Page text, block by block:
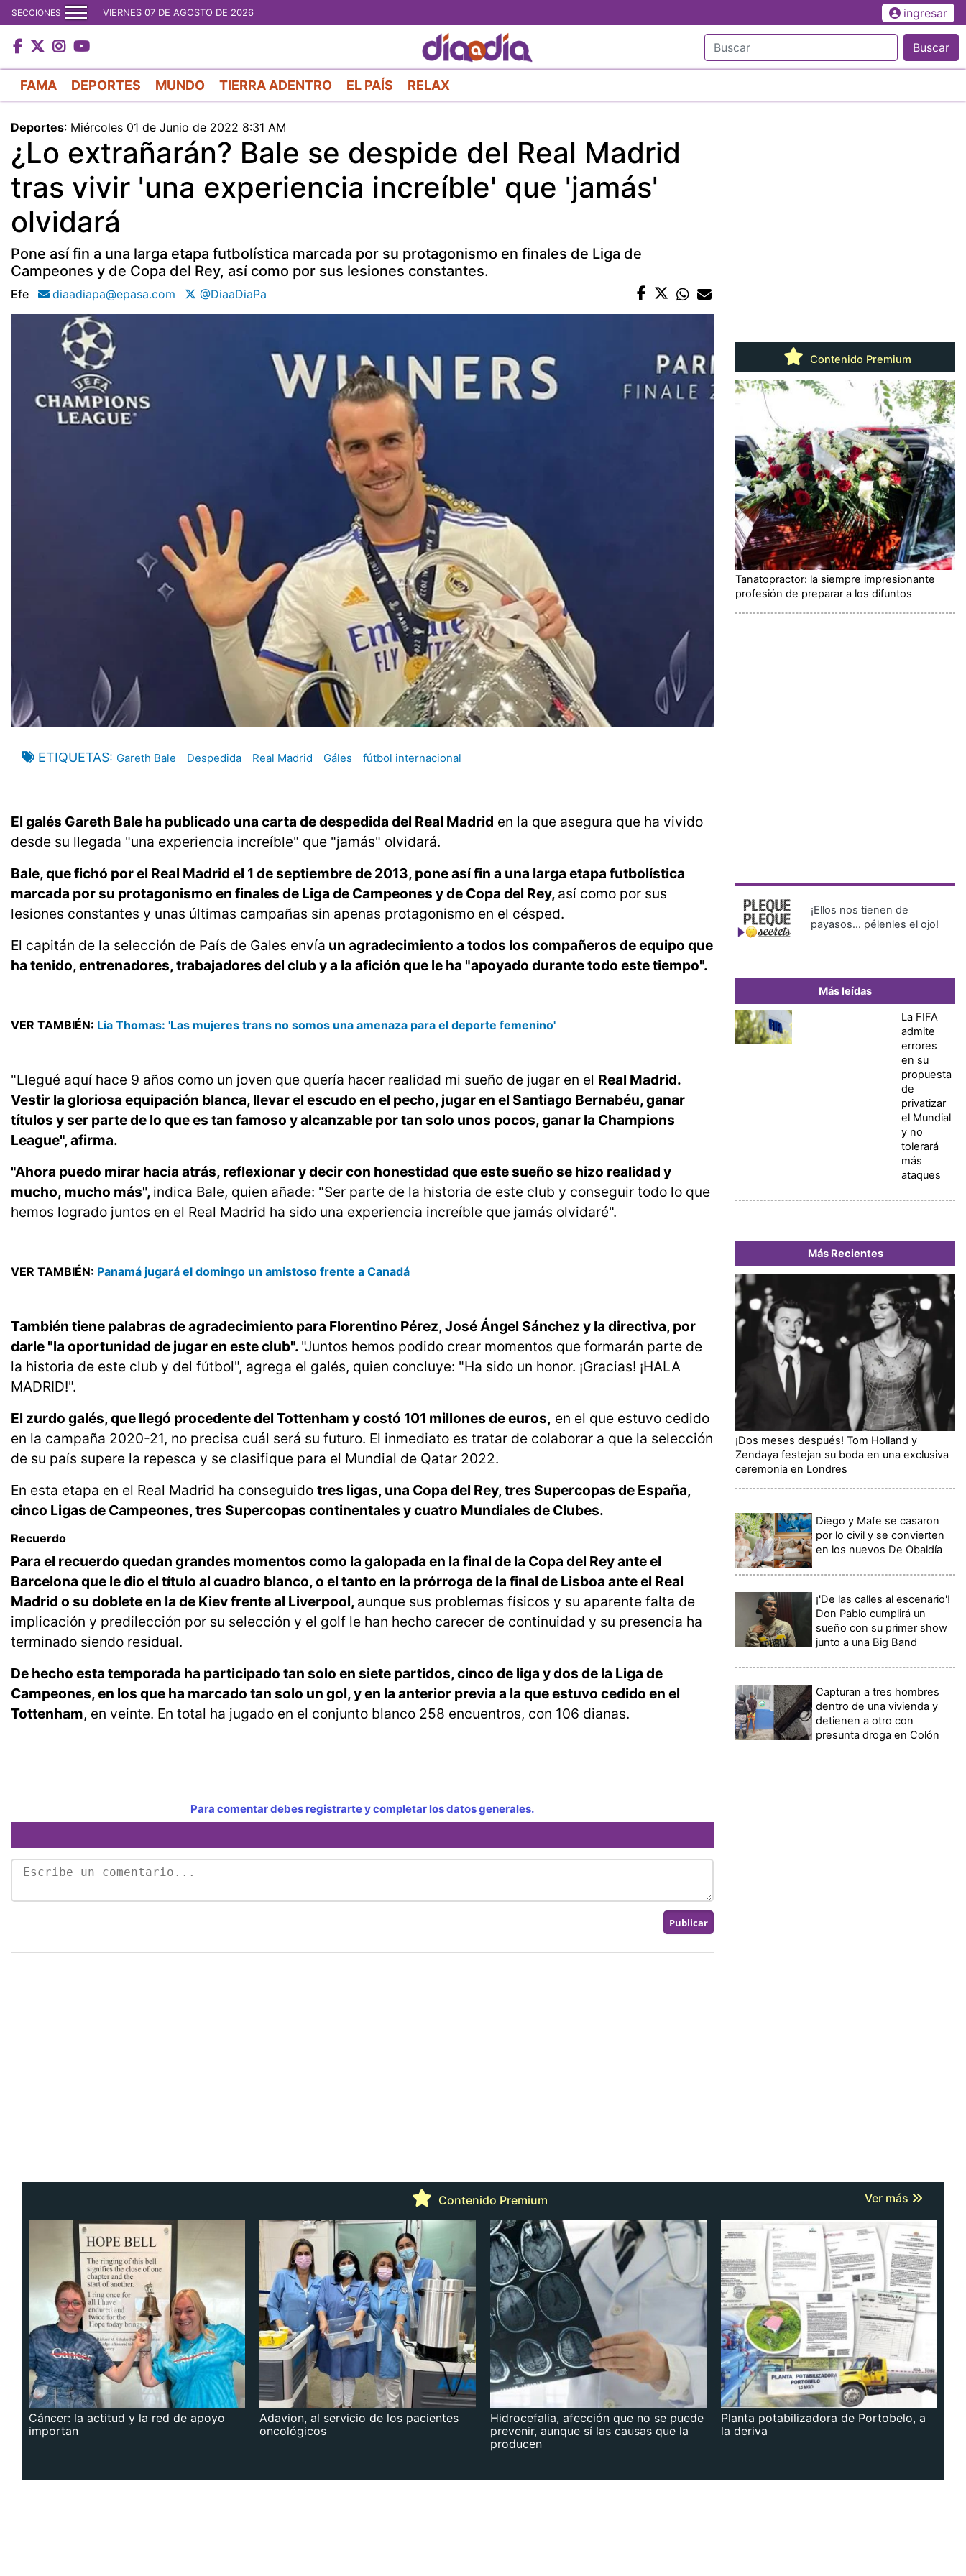
al
contenido
principal
SECCIONES VIERNES 07 DE AGOSTO DE 2026 ingresar
Buscar
FAMA DEPORTES MUNDO TIERRA ADENTRO EL PAÍS RELAX
Deportes: Miércoles 01 de Junio de 2022 8:31 AM
¿Lo extrañarán? Bale se despide del Real Madrid
tras vivir 'una experiencia increíble' que 'jamás'
olvidará
Pone así fin a una larga etapa futbolística marcada por su protagonismo en finales de Liga de
Campeones y de Copa del Rey, así como por sus lesiones constantes.
Efe diaadiapa@epasa.com @DiaaDiaPa
ETIQUETAS Gareth Bale Despedida Real Madrid Gáles fútbol internacional
El galés Gareth Bale ha publicado una carta de despedida del Real Madrid en la que asegura que ha vivido
desde su llegada "una experiencia increíble" que "jamás" olvidará.
Bale, que fichó por el Real Madrid el 1 de septiembre de 2013, pone así fin a una larga etapa futbolística
marcada por su protagonismo en finales de Liga de Campeones y de Copa del Rey, así como por sus
lesiones constantes y unas últimas campañas sin apenas protagonismo en el césped.
El capitán de la selección de País de Gales envía un agradecimiento a todos los compañeros de equipo que
ha tenido, entrenadores, trabajadores del club y a la afición que le ha "apoyado durante todo este tiempo".
VER TAMBIÉN: Lia Thomas: 'Las mujeres trans no somos una amenaza para el deporte femenino'
"Llegué aquí hace 9 años como un joven que quería hacer realidad mi sueño de jugar en el Real Madrid.
Vestir la gloriosa equipación blanca, llevar el escudo en el pecho, jugar en el Santiago Bernabéu, ganar
títulos y ser parte de lo que es tan famoso y alcanzable por tan solo unos pocos, ganar la Champions
League", afirma.
"Ahora puedo mirar hacia atrás, reflexionar y decir con honestidad que este sueño se hizo realidad y
mucho, mucho más", indica Bale, quien añade: "Ser parte de la historia de este club y conseguir todo lo que
hemos logrado juntos en el Real Madrid ha sido una experiencia increíble que jamás olvidaré".
VER TAMBIÉN: Panamá jugará el domingo un amistoso frente a Canadá
También tiene palabras de agradecimiento para Florentino Pérez, José Ángel Sánchez y la directiva, por
darle "la oportunidad de jugar en este club". "Juntos hemos podido crear momentos que formarán parte de
la historia de este club y del fútbol", agrega el galés, quien concluye: "Ha sido un honor. ¡Gracias! ¡HALA
MADRID!".
El zurdo galés, que llegó procedente del Tottenham y costó 101 millones de euros, en el que estuvo cedido
en la campaña 2020-21, no precisa cuál será su futuro. El inmediato es tratar de colaborar a que la selección
de su país supere la repesca y se clasifique para el Mundial de Qatar 2022.
En esta etapa en el Real Madrid ha conseguido tres ligas, una Copa del Rey, tres Supercopas de España,
cinco Ligas de Campeones, tres Supercopas continentales y cuatro Mundiales de Clubes.
Recuerdo
Para el recuerdo quedan grandes momentos como la galopada en la final de la Copa del Rey ante el
Barcelona que le dio el título al cuadro blanco, o el tanto en la prórroga de la final de Lisboa ante el Real
Madrid o su doblete en la de Kiev frente al Liverpool, aunque sus problemas físicos y su aparente falta de
implicación y predilección por su selección y el golf le han hecho carecer de continuidad y su presencia ha
terminado siendo residual.
De hecho esta temporada ha participado tan solo en siete partidos, cinco de liga y dos de la Liga de
Campeones, en los que ha marcado tan solo un gol, y en la anterior previa a la que estuvo cedido en el
Tottenham, en veinte. En total ha jugado en el conjunto blanco 258 encuentros, con 106 dianas.
Para comentar debes registrarte y completar los datos generales.
Contenido Premium
Tanatopractor: la siempre impresionante
profesión de preparar a los difuntos
¡Ellos nos tienen de
payasos… pélenles el ojo!
Más leídas
La FIFA
admite
errores
en su
propuesta
de
privatizar
el Mundial
y no
tolerará
más
ataques
Más Recientes
¡Dos meses después! Tom Holland y
Zendaya festejan su boda en una exclusiva
ceremonia en Londres
Diego y Mafe se casaron
por lo civil y se convierten
en los nuevos De Obaldía
¡'De las calles al escenario'!
Don Pablo cumplirá un
sueño con su primer show
junto a una Big Band
Capturan a tres hombres
dentro de una vivienda y
detienen a otro con
presunta droga en Colón
Contenido Premium Ver más
Cáncer: la actitud y la red de apoyo
importan
Adavion, al servicio de los pacientes
oncológicos
Hidrocefalia, afección que no se puede
prevenir, aunque sí las causas que la
producen
Planta potabilizadora de Portobelo, a
la deriva